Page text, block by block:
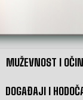
MUŽEVNOST I
DOGAĐAJI I